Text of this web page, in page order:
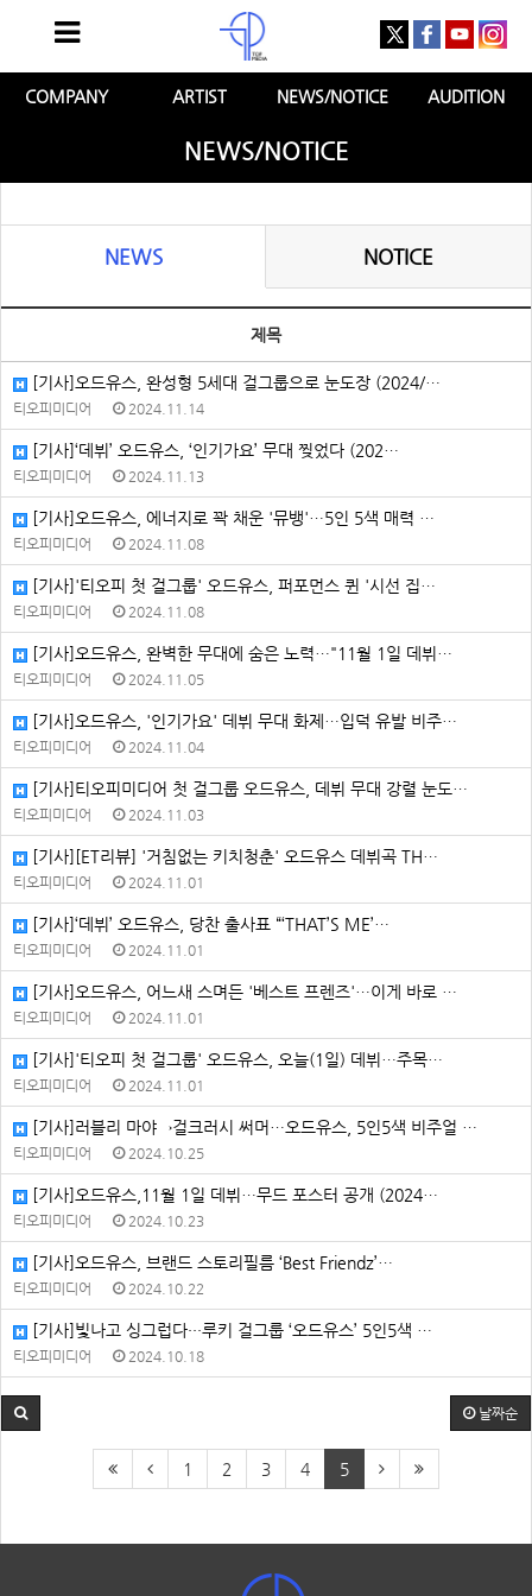
COMPANY ARTIST NEWS/NOTICE AUDITION
NEWS/NOTICE
NEWS NOTICE
제목
[기사]오드유스, 완성형 5세대 걸그룹으로 눈도장 (2024/…
티오피미디어 2024.11.14
[기사]‘데뷔’ 오드유스, ‘인기가요’ 무대 찢었다 (202…
티오피미디어 2024.11.13
[기사]오드유스, 에너지로 꽉 채운 '뮤뱅'…5인 5색 매력 …
티오피미디어 2024.11.08
[기사]'티오피 첫 걸그룹' 오드유스, 퍼포먼스 퀸 '시선 집…
티오피미디어 2024.11.08
[기사]오드유스, 완벽한 무대에 숨은 노력…"11월 1일 데뷔…
티오피미디어 2024.11.05
[기사]오드유스, '인기가요' 데뷔 무대 화제…입덕 유발 비주…
티오피미디어 2024.11.04
[기사]티오피미디어 첫 걸그룹 오드유스, 데뷔 무대 강렬 눈도…
티오피미디어 2024.11.03
[기사][ET리뷰] '거침없는 키치청춘' 오드유스 데뷔곡 TH…
티오피미디어 2024.11.01
[기사]‘데뷔’ 오드유스, 당찬 출사표 “‘THAT’S ME’…
티오피미디어 2024.11.01
[기사]오드유스, 어느새 스며든 '베스트 프렌즈'…이게 바로 …
티오피미디어 2024.11.01
[기사]'티오피 첫 걸그룹' 오드유스, 오늘(1일) 데뷔…주목…
티오피미디어 2024.11.01
[기사]러블리 마야→걸크러시 써머…오드유스, 5인5색 비주얼 …
티오피미디어 2024.10.25
[기사]오드유스,11월 1일 데뷔…무드 포스터 공개 (2024…
티오피미디어 2024.10.23
[기사]오드유스, 브랜드 스토리필름 ‘Best Friendz’…
티오피미디어 2024.10.22
[기사]빛나고 싱그럽다···루키 걸그룹 ‘오드유스’ 5인5색 …
티오피미디어 2024.10.18
날짜순
1 2 3 4 5